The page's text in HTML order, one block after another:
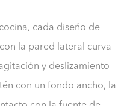
cada diseño de
la pared lateral curva
y deslizamiento
con un fondo ancho, la